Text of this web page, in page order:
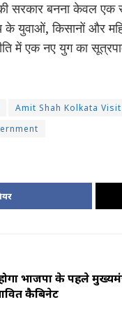
सरकार बनना केवल एक
के युवाओं, किसानों और
में एक नए युग का
Amit Shah Kolkata Visit
भाजपा के पहले
कैबिनेट